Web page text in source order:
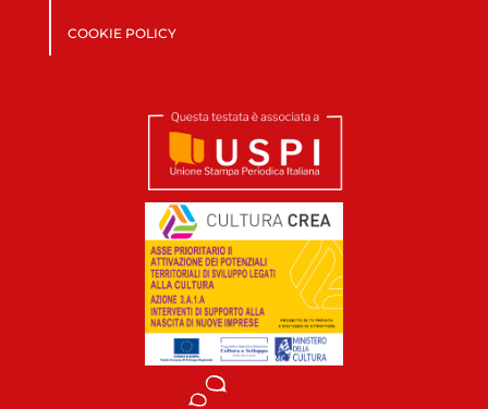
COOKIE POLICY